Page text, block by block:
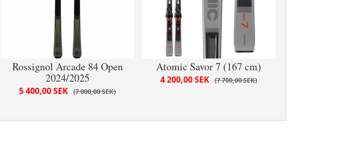
Rossignol Arcade 84 Open
2024/2025
7 000,00 SEK
5 400,00 SEK
Atomic Savor 7 (167 cm)
7 700,00 SEK
4 200,00 SEK